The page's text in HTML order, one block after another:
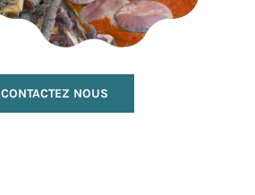
CONTACTEZ NOUS